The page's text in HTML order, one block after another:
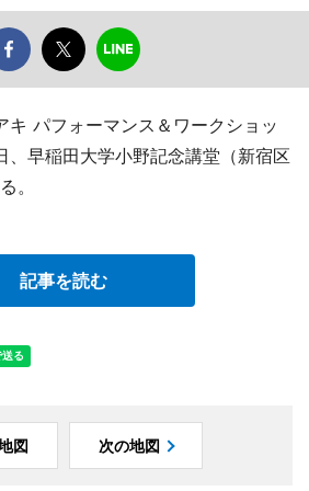
キ パフォーマンス＆ワークショッ
、早稲田大学小野記念講堂（新宿区
。
記事を読む
図 次の地図